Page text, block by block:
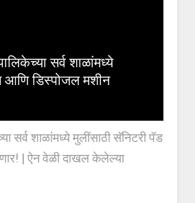
सर्व शाळांमध्ये
आणि डिस्पोजल मशीन
सर्व शाळांमध्ये मुलींसाठी सॅनिटरी पॅड
| ऐन वेळी दाखल केलेल्या